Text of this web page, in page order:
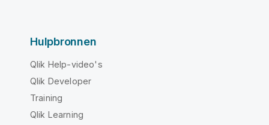
Hulpbronnen
Qlik Help-video's
Qlik Developer
Training
Qlik Learning